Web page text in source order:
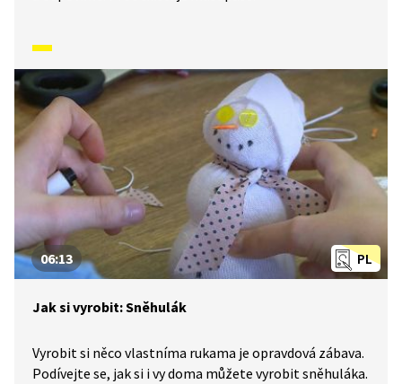
PL
06:13
Jak si vyrobit: Sněhulák
Vyrobit si něco vlastníma rukama je opravdová zábava.
Podívejte se, jak si i vy doma můžete vyrobit sněhuláka.